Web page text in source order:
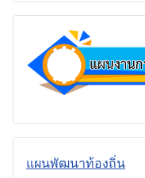
แผนพัฒนาท้องถิ่น